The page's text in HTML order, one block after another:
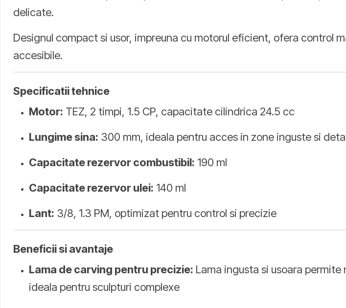
delicate.
Designul compact si usor, impreuna cu motorul eficient, ofera control
accesibile.
Specificatii tehnice
Motor: TEZ, 2 timpi, 1.5 CP, capacitate cilindrica 24.5 cc
Lungime sina: 300 mm, ideala pentru acces in zone inguste si
Capacitate rezervor combustibil: 190 ml
Capacitate rezervor ulei: 140 ml
Lant: 3/8, 1.3 PM, optimizat pentru control si precizie
Beneficii si avantaje
Lama de carving pentru precizie: Lama ingusta si usoara
ideala pentru sculpturi complexe